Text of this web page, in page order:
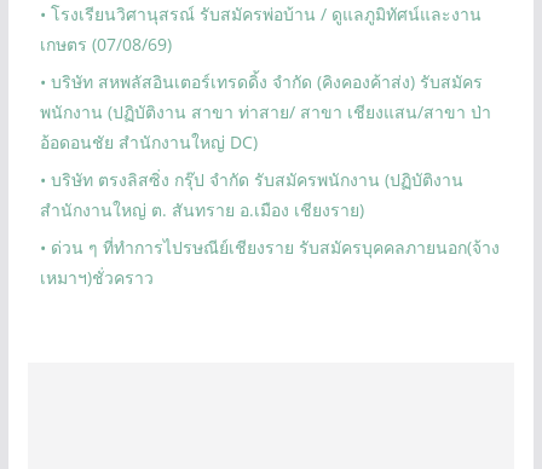
• โรงเรียนวิศานุสรณ์ รับสมัครพ่อบ้าน / ดูแลภูมิทัศน์และงาน
เกษตร (07/08/69)
• บริษัท สหพลัสอินเตอร์เทรดดิ้ง จำกัด (คิงคองค้าส่ง) รับสมัคร
พนักงาน (ปฏิบัติงาน สาขา ท่าสาย/ สาขา เชียงแสน/สาขา ป่า
อ้อดอนชัย สำนักงานใหญ่ DC)
• บริษัท ตรงลิสซิ่ง กรุ๊ป จำกัด รับสมัครพนักงาน (ปฏิบัติงาน
สำนักงานใหญ่ ต. สันทราย อ.เมือง เชียงราย)
• ด่วน ๆ ที่ทำการไปรษณีย์เชียงราย รับสมัครบุคคลภายนอก(จ้าง
เหมาฯ)ชั่วคราว